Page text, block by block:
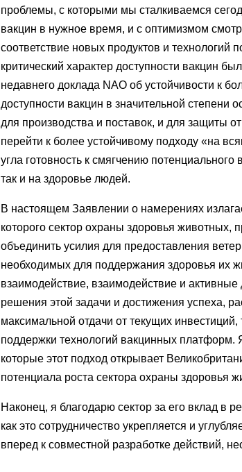
проблемы, с которыми мы сталкиваемся
вакцин в нужное время, и с оптимизмом
соответствие новых продуктов и технологий
критический характер доступности вакцин
недавнего доклада NAO об устойчивости к
доступности вакцин в значительной степени
для производства и поставок, и для защиты
перейти к более устойчивому подходу «на
угла готовность к смягчению
так и на здоровье людей.
В настоящем Заявлении о намерениях
которого сектор охраны здоровья животных,
объединить усилия для предоставления
необходимых для поддержания здоровья их
взаимодействие, взаимодействие и
решения этой задачи и достижения успеха,
максимальной отдачи от текущих
поддержки технологий вакцинных платформ.
которые этот подход открывает
потенциала роста сектора охраны здоровья
Наконец, я благодарю сектор за его вклад в
как это сотрудничество укрепляется и
вперед к совместной разработке действий,